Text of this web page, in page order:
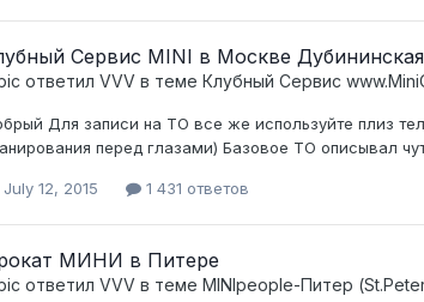
Сервис MINI в Москве Дубининская
ответил VVVв теме Клубный Сервис
Для записи на ТО все же используйте плиз
перед глазами) Базовое ТО описывал
July 12, 2015 1 431 ответов
МИНИ в Питере
ответил VVVв теме MINIpeople-Питер